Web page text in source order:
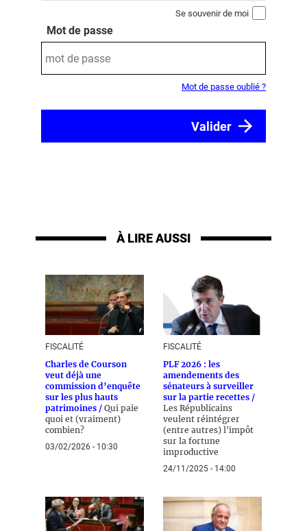
Se souvenir de moi
Mot de passe
Mot de passe oublié ?
À LIRE AUSSI
FISCALITÉ
Charles de Courson
veut déjà une
commission d’enquête
sur les plus hauts
patrimoines / Qui paie
quoi et (vraiment)
combien?
03/02/2026 - 10:30
FISCALITÉ
PLF 2026 : les
amendements des
sénateurs à surveiller
sur la partie recettes /
Les Républicains
veulent réintégrer
(entre autres) l'impôt
sur la fortune
improductive
24/11/2025 - 14:00